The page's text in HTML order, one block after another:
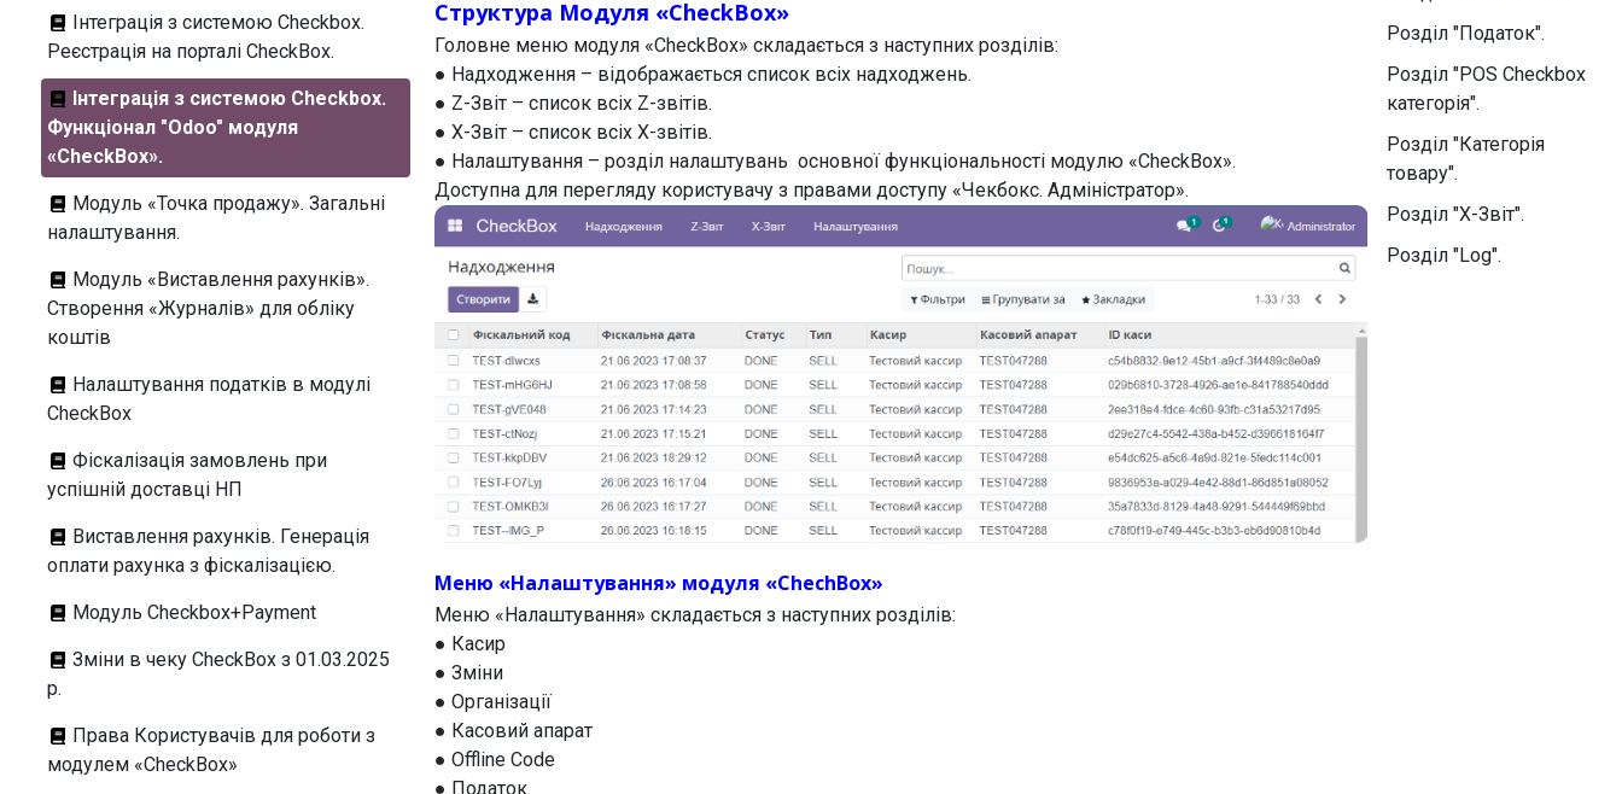
Інтеграція з системою Checkbox.
Реєстрація на порталі CheckBox.
Інтеграція з системою Checkbox.
Функціонал "Odoo" модуля
«CheckBox».
Модуль «Точка продажу». Загальні
налаштування.
Модуль «Виставлення рахунків».
Створення «Журналів» для обліку
коштів
Налаштування податків в модулі
CheckBox
Фіскалізація замовлень при
успішній доставці НП
Виставлення рахунків. Генерація
оплати рахунка з фіскалізацією.
Модуль Checkbox+Payment
Зміни в чеку CheckBox з 01.03.2025
р.
Права Користувачів для роботи з
модулем «CheckBox»
Структура Модуля «CheckBox»
Головне меню модуля «CheckBox» складається з наступних розділів:
● Надходження – відображається список всіх надходжень.
● Z-Звіт – список всіх Z-звітів.
● X-Звіт – список всіх X-звітів.
● Налаштування – розділ налаштувань основної функціональності модулю «CheckBox».
Доступна для перегляду користувачу з правами доступу «Чекбокс. Адміністратор».
Меню «Налаштування» модуля «ChechBox»
Меню «Налаштування» складається з наступних розділів:
● Касир
● Зміни
● Організації
● Касовий апарат
● Offline Code
● Податок
Розділ "Податок".
Розділ "POS Checkbox
категорія".
Розділ "Категорія
товару".
Розділ "X-Звіт".
Розділ "Log".